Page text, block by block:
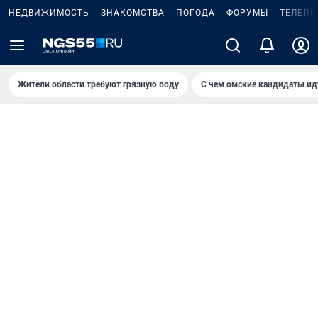
НЕДВИЖИМОСТЬ ЗНАКОМСТВА ПОГОДА ФОРУМЫ
Жители области требуют грязную воду С чем омские кандидаты